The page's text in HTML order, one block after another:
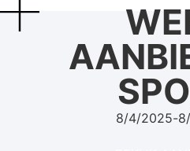
8/4/2025-